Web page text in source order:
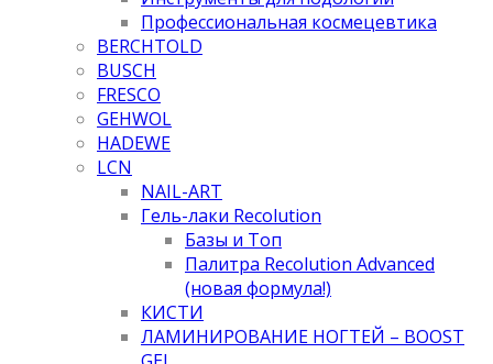
Профессиональная космецевтика
BERCHTOLD
BUSCH
FRESCO
GEHWOL
HADEWE
LCN
NAIL-ART
Гель-лаки Recolution
Базы и Топ
Палитра Recolution Advanced
(новая формула!)
КИСТИ
ЛАМИНИРОВАНИЕ НОГТЕЙ – BOOST